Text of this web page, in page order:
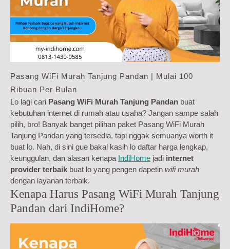
Pasang WiFi Murah Tanjung Pandan | Mulai 100
Ribuan Per Bulan
Lo lagi cari Pasang WiFi Murah Tanjung Pandan buat
kebutuhan internet di rumah atau usaha? Jangan sampe salah
pilih, bro! Banyak banget pilihan paket Pasang WiFi Murah
Tanjung Pandan yang tersedia, tapi nggak semuanya worth it
buat lo. Nah, di sini gue bakal kasih lo daftar harga lengkap,
keunggulan, dan alasan kenapa IndiHome jadi internet
provider terbaik buat lo yang pengen dapetin wifi murah
dengan layanan terbaik.
Kenapa Harus Pasang WiFi Murah Tanjung
Pandan dari IndiHome?